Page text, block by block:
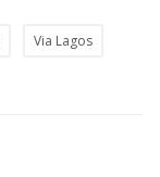
Via Lagos